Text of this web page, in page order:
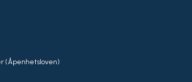
(Åpenhetsloven)